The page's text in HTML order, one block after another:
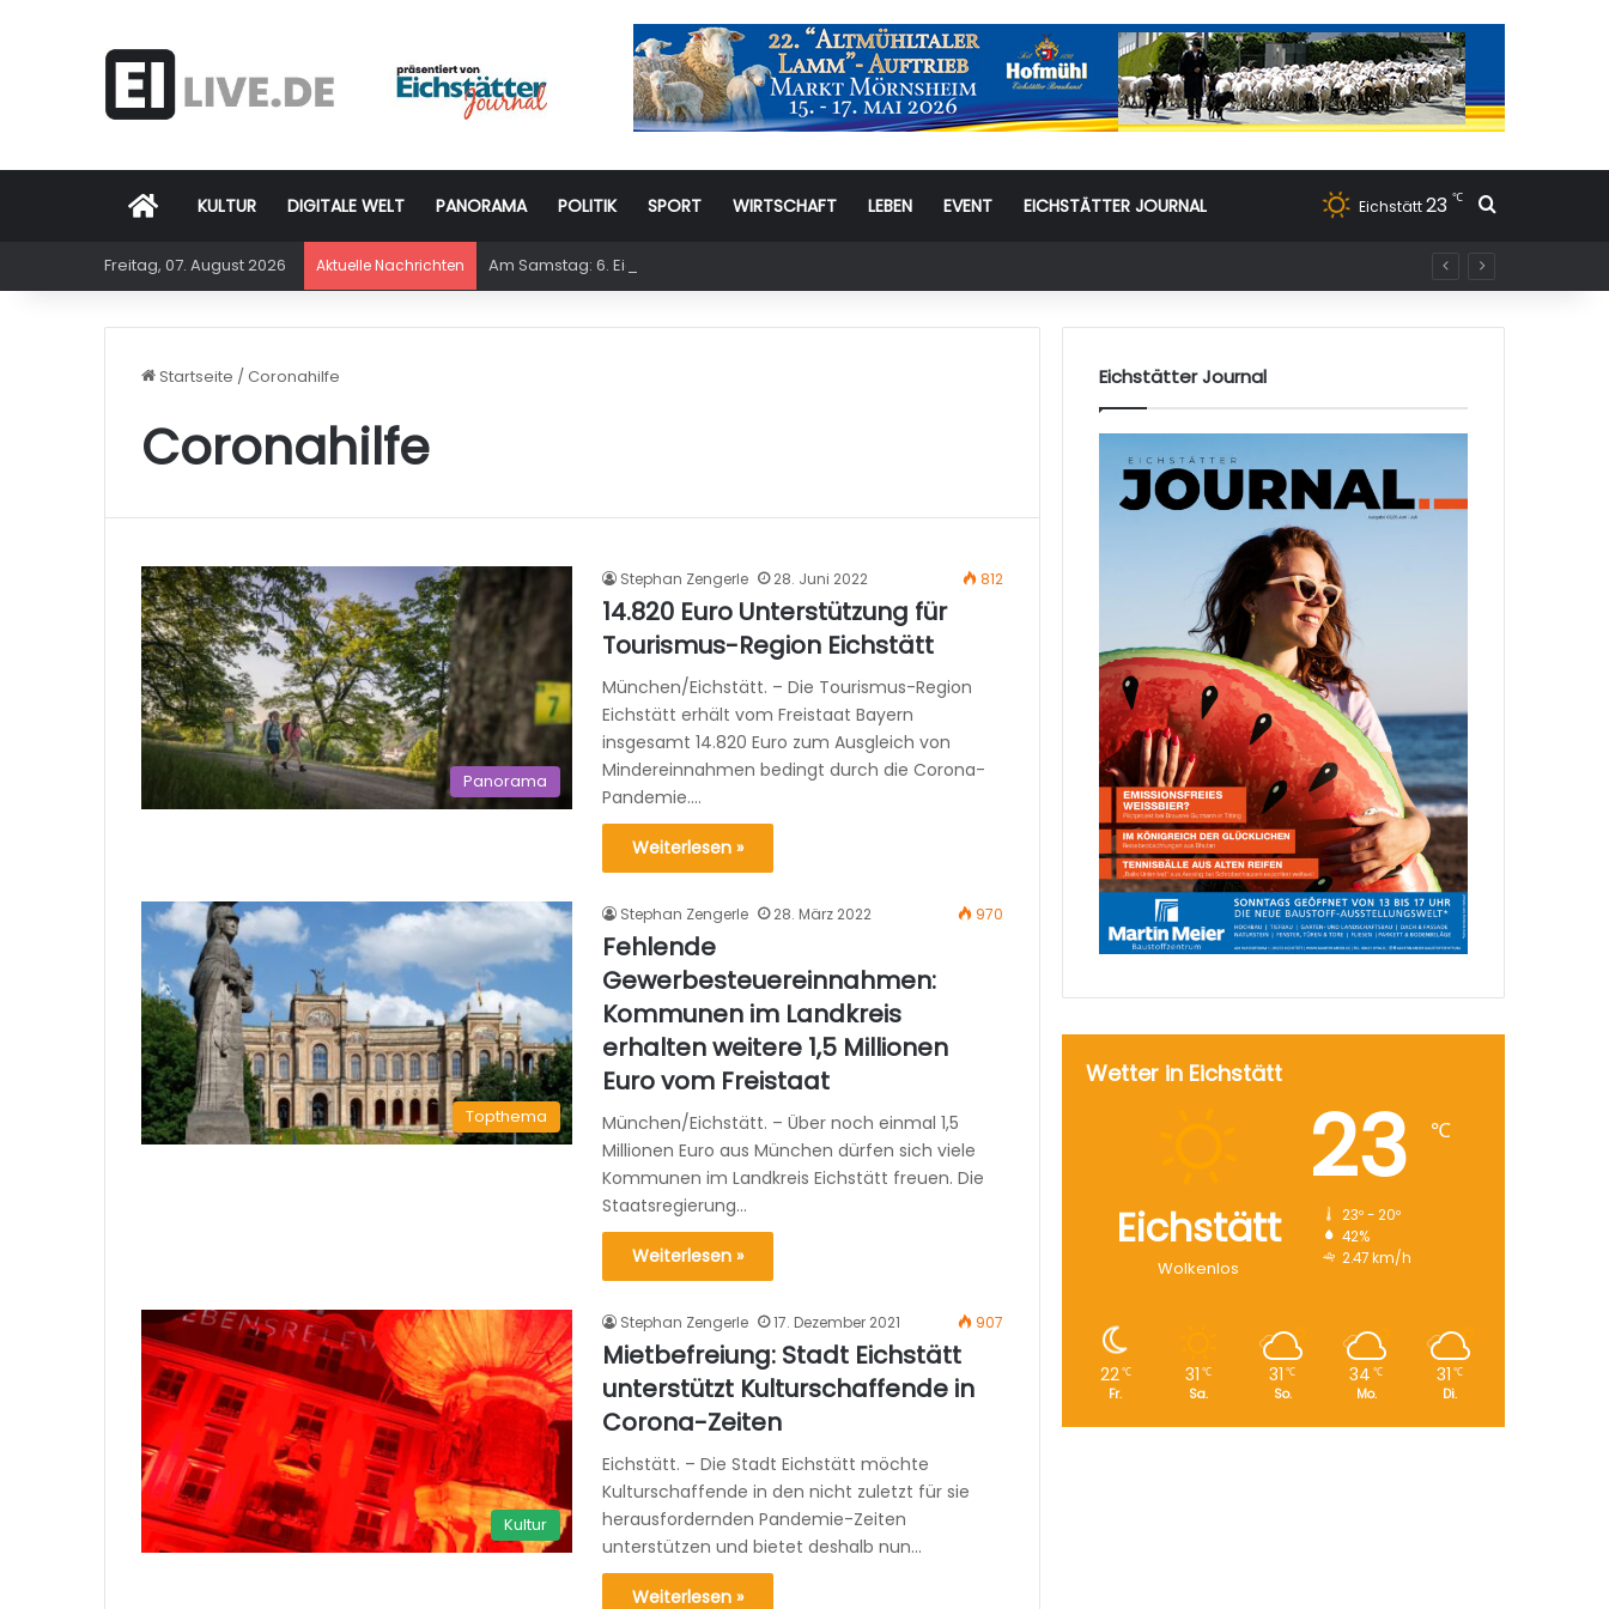
Startseite
KULTUR DIGITALE WELT PANORAMA POLITIK SPORT WIRTSCHAFT LEBEN EVENT EICHSTÄTTER JOURNAL Eichstätt23 ℃ Suchen
Freitag, 07. August 2026 Aktuelle Nachrichten Am Samstag: 6. Eichstätter Kinder- und Jugendtag – für ganze Familie
Startseite /Coronahilfe
Coronahilfe
Panorama
Stephan Zengerle 28. Juni 2022 812
14.820 Euro Unterstützung für
Tourismus-Region Eichstätt
München/Eichstätt. – Die Tourismus-Region
Eichstätt erhält vom Freistaat Bayern
insgesamt 14.820 Euro zum Ausgleich von
Mindereinnahmen bedingt durch die Corona-
Pandemie.…
Weiterlesen »
Topthema
Stephan Zengerle 28. März 2022 970
Fehlende
Gewerbesteuereinnahmen:
Kommunen im Landkreis
erhalten weitere 1,5 Millionen
Euro vom Freistaat
München/Eichstätt. – Über noch einmal 1,5
Millionen Euro aus München dürfen sich viele
Kommunen im Landkreis Eichstätt freuen. Die
Staatsregierung…
Weiterlesen »
Kultur
Stephan Zengerle 17. Dezember 2021 907
Mietbefreiung: Stadt Eichstätt
unterstützt Kulturschaffende in
Corona-Zeiten
Eichstätt. – Die Stadt Eichstätt möchte
Kulturschaffende in den nicht zuletzt für sie
herausfordernden Pandemie-Zeiten
unterstützen und bietet deshalb nun…
Weiterlesen »
Eichstätter Journal
Wetter in Eichstätt
Eichstätt
Wolkenlos
23 ℃
23º - 20º
42%
2.47 km/h
22 ℃
Fr.
31 ℃
Sa.
31 ℃
So.
34 ℃
Mo.
31 ℃
Di.